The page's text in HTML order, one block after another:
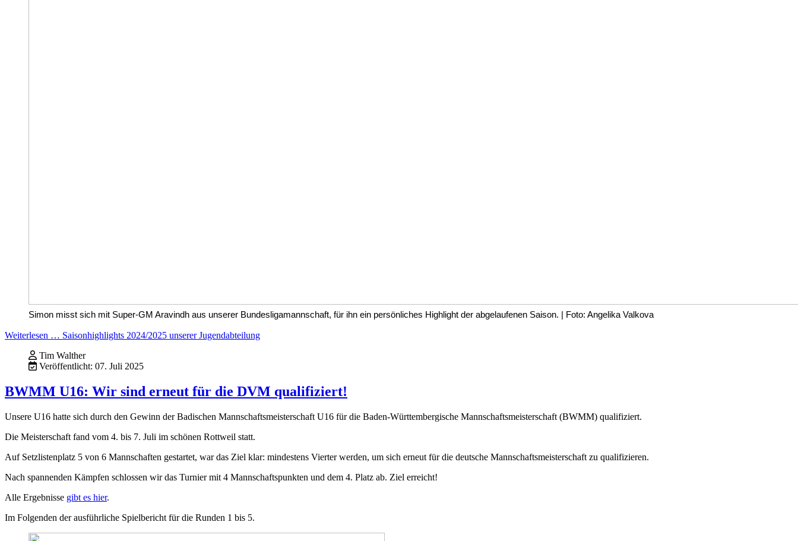
Simon misst sich mit Super-GM Aravindh aus unserer Bundesligamannschaft, für ihn ein persönliches Highlight der abgelaufenen Saison. | Foto: Angelika Valkova
Weiterlesen … Saisonhighlights 2024/2025 unserer Jugendabteilung
Tim Walther
Veröffentlicht: 07. Juli 2025
BWMM U16: Wir sind erneut für die DVM qualifiziert!
Unsere U16 hatte sich durch den Gewinn der Badischen Mannschaftsmeisterschaft U16 für die Baden-Württembergische Mannschaftsmeisterschaft (BWMM) qualifiziert.
Die Meisterschaft fand vom 4. bis 7. Juli im schönen Rottweil statt.
Auf Setzlistenplatz 5 von 6 Mannschaften gestartet, war das Ziel klar: mindestens Vierter werden, um sich erneut für die deutsche Mannschaftsmeisterschaft zu qualifizieren.
Nach spannenden Kämpfen schlossen wir das Turnier mit 4 Mannschaftspunkten und dem 4. Platz ab. Ziel erreicht!
Alle Ergebnisse gibt es hier.
Im Folgenden der ausführliche Spielbericht für die Runden 1 bis 5.